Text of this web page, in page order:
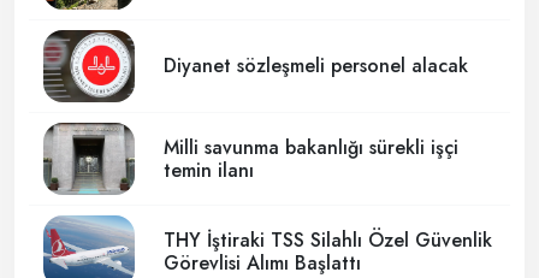
Diyanet sözleşmeli personel alacak
Milli savunma bakanlığı sürekli işçi
temin ilanı
THY İştiraki TSS Silahlı Özel Güvenlik
Görevlisi Alımı Başlattı